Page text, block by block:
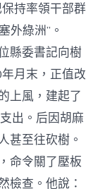
持率領干部群
外綠洲”。
縣委書記向樹
月末，正值改
上風，建起了
出。后因胡麻
甚至往砍樹。
命令關了壓板
檢查。他說：